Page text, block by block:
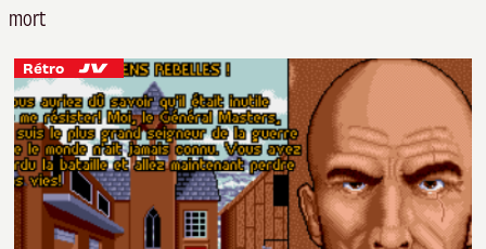
mort
Rétro